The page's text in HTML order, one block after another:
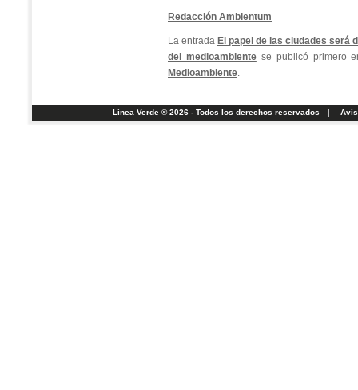
Redacción Ambientum
La entrada El papel de las ciudades será
del medioambientese publicó primero
Medioambiente.
Línea Verde ® 2026 - Todos los derechos reservados |